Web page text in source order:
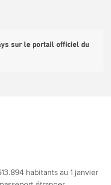
sur le portail officiel du
habitants au 1 janvier